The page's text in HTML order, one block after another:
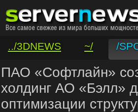
../3DNEWS ~/ /
/VAR/CONTACT
ПАО «Софтлайн»
холдинг АО «Бэлл»
оптимизации